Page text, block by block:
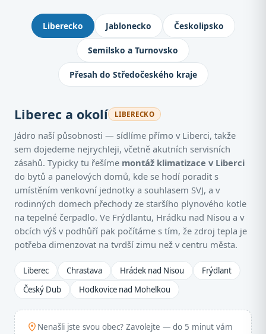
Kde montujeme klimatizace:
Liberecko Jablonecko Českolipsko
Semilsko a Turnovsko
Přesah do Středočeského kraje
Liberec a okolí LIBERECKO
Jádro naší působnosti — sídlíme přímo v Liberci, takže
sem dojedeme nejrychleji, včetně akutních servisních
zásahů. Typicky tu řešíme montáž klimatizace v Liberci
do bytů a panelových domů, kde se hodí poradit s
umístěním venkovní jednotky a souhlasem SVJ, a v
rodinných domech přechody ze staršího plynového kotle
na tepelné čerpadlo. Ve Frýdlantu, Hrádku nad Nisou a v
obcích výš v podhůří pak počítáme s tím, že zdroj tepla je
potřeba dimenzovat na tvrdší zimu než v centru města.
Liberec Chrastava Hrádek nad Nisou
Frýdlant
Český Dub
Hodkovice nad Mohelkou
Nenašli jste svou obec? Zavolejte — do 5 minut vám